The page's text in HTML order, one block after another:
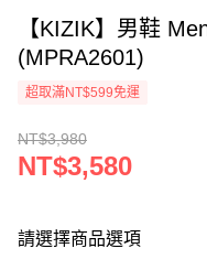
【KIZIK】男鞋
(MPRA2601)
超取滿NT$599免運
NT$3,980
NT$3,580
請選擇商品選項